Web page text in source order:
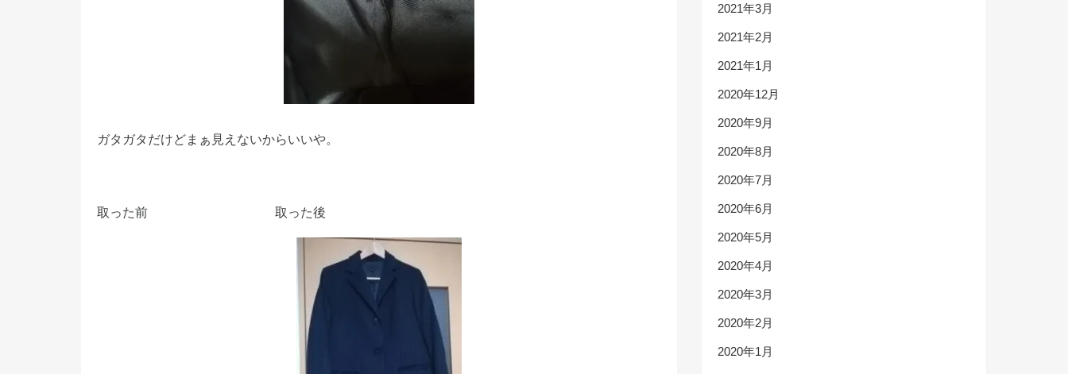
ガタガタだけどまぁ見えないからいいや。
取った前 取った後
2021年3月
2021年2月
2021年1月
2020年12月
2020年9月
2020年8月
2020年7月
2020年6月
2020年5月
2020年4月
2020年3月
2020年2月
2020年1月